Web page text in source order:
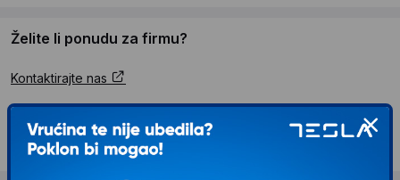
Želite li ponudu za firmu?
Kontaktirajte nas
Opis proizvoda PHILIPS Lumea Advanced
SC1997/00